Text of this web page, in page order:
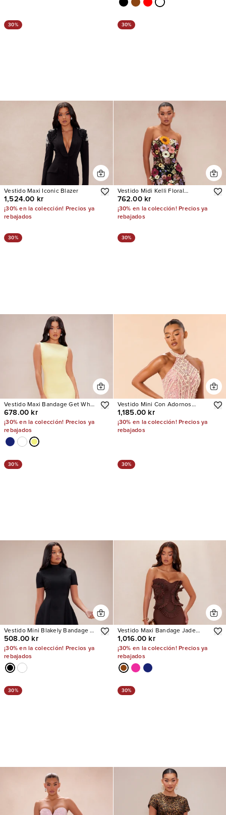
30%
Vestido Maxi Iconic Blazer
1,524.00 kr
¡30% en la colección! Precios ya
rebajados
30%
Vestido Midi Kelli Floral
Embroidered
762.00 kr
¡30% en la colección! Precios ya
rebajados
30%
Vestido Maxi Bandage Get What
I Want
678.00 kr
¡30% en la colección! Precios ya
rebajados
30%
Vestido Mini Con Adornos
Dreaming Of You
1,185.00 kr
¡30% en la colección! Precios ya
rebajados
30%
Vestido Mini Blakely Bandage A
Line
508.00 kr
¡30% en la colección! Precios ya
rebajados
30%
Vestido Maxi Bandage Jade
Beaded
1,016.00 kr
¡30% en la colección! Precios ya
rebajados
30% 30%